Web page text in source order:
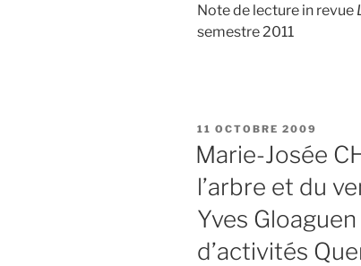
Note de lecture in revue
semestre 2011
PUBLIÉ
11 OCTOBRE 2009
Marie-Josée
l’arbre et du
Yves
d’activités